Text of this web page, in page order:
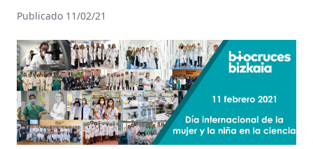
Publicado 11/02/21